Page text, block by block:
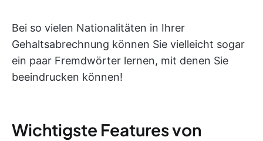
Bei so vielen Nationalitäten in Ihrer
Gehaltsabrechnung können Sie vielleicht sogar
ein paar Fremdwörter lernen, mit denen Sie
beeindrucken können!
Wichtigste Features von